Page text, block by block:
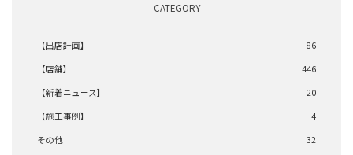
CATEGORY
【出店計画】
86
【店舗】
446
【新着ニュース】
20
【施工事例】
4
その他
32